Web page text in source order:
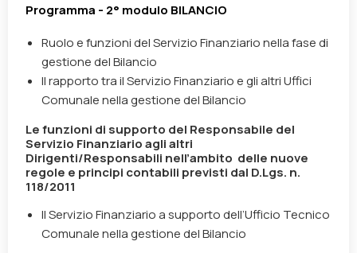
Programma - 2° modulo BILANCIO
Ruolo e funzioni del Servizio Finanziario nella fase di
gestione del Bilancio
Il rapporto tra il Servizio Finanziario e gli altri Uffici
Comunale nella gestione del Bilancio
Le funzioni di supporto del Responsabile del
Servizio Finanziario agli altri
Dirigenti/Responsabili nell’ambito delle nuove
regole e principi contabili previsti dal D.Lgs. n.
118/2011
Il Servizio Finanziario a supporto dell’Ufficio Tecnico
Comunale nella gestione del Bilancio